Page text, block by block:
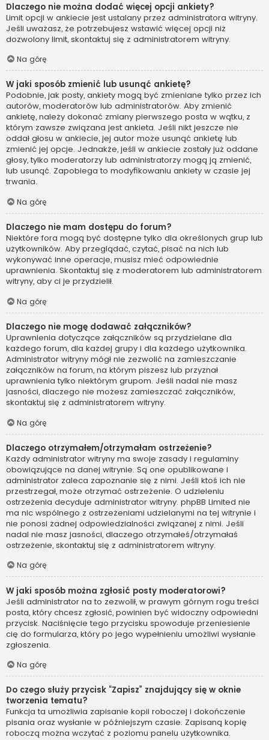
Dlaczego nie można dodać więcej opcji ankiety?
Limit opcji w ankiecie jest ustalany przez administratora witryny.
Jeśli uważasz, że potrzebujesz wstawić więcej opcji niż
dozwolony limit, skontaktuj się z administratorem witryny.
Na górę
W jaki sposób zmienić lub usunąć ankietę?
Podobnie, jak posty, ankiety mogą być zmieniane tylko przez ich
autorów, moderatorów lub administratorów. Aby zmienić
ankietę, należy dokonać zmiany pierwszego posta w wątku, z
którym zawsze związana jest ankieta. Jeśli nikt jeszcze nie
oddał głosu w ankiecie, jej autor może usunąć ankietę lub
zmienić jej opcje. Jednakże, jeśli w ankiecie zostały już oddane
głosy, tylko moderatorzy lub administratorzy mogą ją zmienić,
lub usunąć. Zapobiega to modyfikowaniu ankiety w czasie jej
trwania.
Na górę
Dlaczego nie mam dostępu do forum?
Niektóre fora mogą być dostępne tylko dla określonych grup lub
użytkowników. Aby przeglądać, czytać, pisać na nich lub
wykonywać inne operacje, musisz mieć odpowiednie
uprawnienia. Skontaktuj się z moderatorem lub administratorem
witryny, aby ci je przydzielił.
Na górę
Dlaczego nie mogę dodawać załączników?
Uprawnienia dotyczące załączników są przydzielane dla
każdego forum, dla każdej grupy i dla każdego użytkownika.
Administrator witryny mógł nie zezwolić na zamieszczanie
załączników na forum, na którym piszesz lub przyznał
uprawnienia tylko niektórym grupom. Jeśli nadal nie masz
jasności, dlaczego nie możesz zamieszczać załączników,
skontaktuj się z administratorem witryny.
Na górę
Dlaczego otrzymałem/otrzymałam ostrzeżenie?
Każdy administrator witryny ma swoje zasady i regulaminy
obowiązujące na danej witrynie. Są one opublikowane i
administrator zaleca zapoznanie się z nimi. Jeśli ktoś ich nie
przestrzegał, może otrzymać ostrzeżenie. O udzieleniu
ostrzeżenia decyduje administrator witryny. phpBB Limited nie
ma nic wspólnego z ostrzeżeniami udzielanymi na tej witrynie i
nie ponosi żadnej odpowiedzialności związanej z nimi. Jeśli
nadal nie masz jasności, dlaczego otrzymałeś/otrzymałaś
ostrzeżenie, skontaktuj się z administratorem witryny.
Na górę
W jaki sposób można zgłosić posty moderatorowi?
Jeśli administrator na to zezwolił, w prawym górnym rogu treści
posta, który chcesz zgłosić, powinien być widoczny odpowiedni
przycisk. Naciśnięcie tego przycisku spowoduje przeniesienie
cię do formularza, który po jego wypełnieniu umożliwi wysłanie
zgłoszenia.
Na górę
Do czego służy przycisk “Zapisz” znajdujący się w oknie
tworzenia tematu?
Funkcja ta umożliwia zapisanie kopii roboczej i dokończenie
pisania oraz wysłanie w późniejszym czasie. Zapisaną kopię
roboczą można wczytać z poziomu panelu użytkownika.